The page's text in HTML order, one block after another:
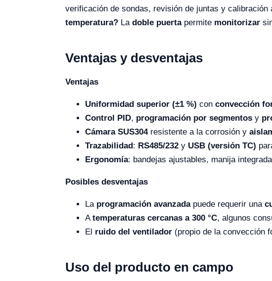
verificación de sondas, revisión de juntas y calibración
temperatura? La doble puertapermite monitorizar
Ventajas y desventajas
Ventajas
Uniformidad superior (±1 %) con convección
Control PID, programación por segmentos y
Cámara SUS304resistente a la corrosión y
Trazabilidad: RS485/232 y USB (versión TC)
Ergonomía: bandejas ajustables, manija
Posibles desventajas
La programación avanzadapuede requerir una
Atemperaturas cercanas a 300 °C, algunos
El ruido del ventilador (propio de la convección
Uso del producto en campo